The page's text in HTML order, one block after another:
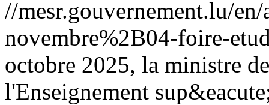
//mesr.gouvernement.lu/
novembre%2B04-foire-
octobre 2025, la ministre
l'Enseignement